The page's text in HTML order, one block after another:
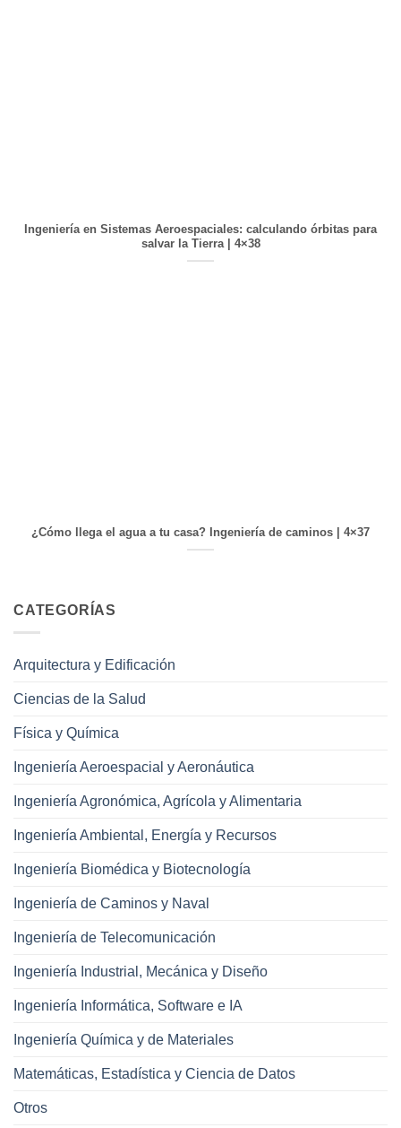
Ingeniería en Sistemas Aeroespaciales: calculando órbitas para
salvar la Tierra | 4×38
¿Cómo llega el agua a tu casa? Ingeniería de caminos | 4×37
CATEGORÍAS
Arquitectura y Edificación
Ciencias de la Salud
Física y Química
Ingeniería Aeroespacial y Aeronáutica
Ingeniería Agronómica, Agrícola y Alimentaria
Ingeniería Ambiental, Energía y Recursos
Ingeniería Biomédica y Biotecnología
Ingeniería de Caminos y Naval
Ingeniería de Telecomunicación
Ingeniería Industrial, Mecánica y Diseño
Ingeniería Informática, Software e IA
Ingeniería Química y de Materiales
Matemáticas, Estadística y Ciencia de Datos
Otros